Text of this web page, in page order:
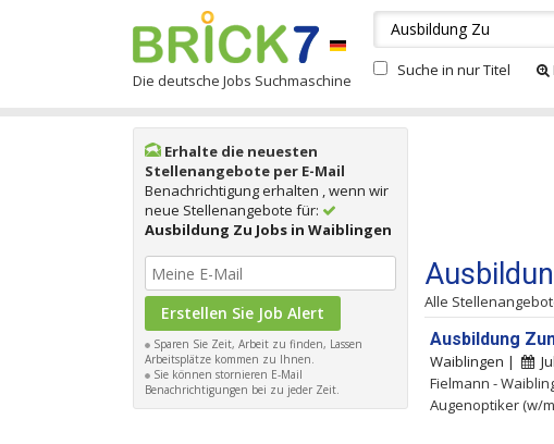
Die deutsche Jobs Suchmaschine
Suche in nur Titel
Erhalte die neuesten
Stellenangebote per E-Mail
Benachrichtigung erhalten , wenn wir
neue Stellenangebote für:
Ausbildung Zu Jobs in Waiblingen
Sparen Sie Zeit, Arbeit zu finden, Lassen
Arbeitsplätze kommen zu Ihnen.
Sie können stornieren E-Mail
Benachrichtigungen bei zu jeder Zeit.
Alle
Ausbildung
Waiblingen |
Fielmann -
Augenoptiker (w/